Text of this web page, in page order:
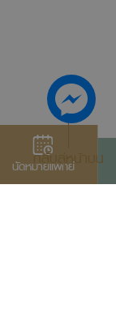
นัดหมายแพทย์
กลับสู่หน้าบน